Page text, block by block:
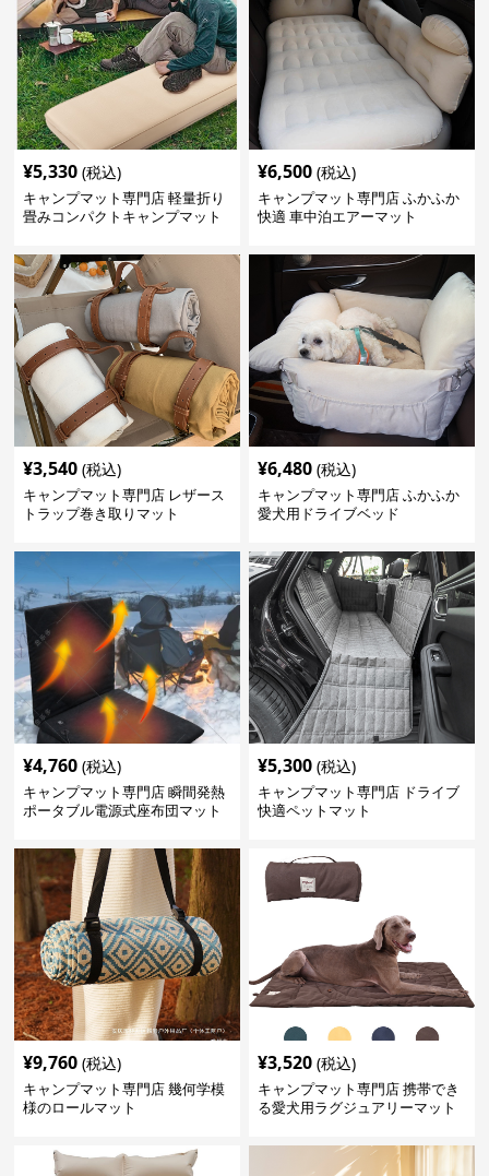
¥5,330 (税込)
キャンプマット専門店 軽量折り
畳みコンパクトキャンプマット
¥6,500 (税込)
キャンプマット専門店 ふかふか
快適 車中泊エアーマット
¥3,540 (税込)
キャンプマット専門店 レザース
トラップ巻き取りマット
¥6,480 (税込)
キャンプマット専門店 ふかふか
愛犬用ドライブベッド
¥4,760 (税込)
キャンプマット専門店 瞬間発熱
ポータブル電源式座布団マット
¥5,300 (税込)
キャンプマット専門店 ドライブ
快適ペットマット
¥9,760 (税込)
キャンプマット専門店 幾何学模
様のロールマット
¥3,520 (税込)
キャンプマット専門店 携帯でき
る愛犬用ラグジュアリーマット